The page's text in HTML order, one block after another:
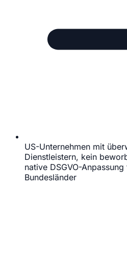
US-Unternehmen mit
Dienstleistern, kein
native DSGVO-
Bundesländer